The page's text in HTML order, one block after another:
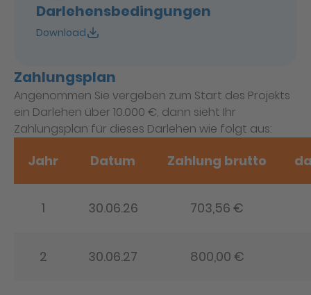
Darlehensbedingungen
Download
Zahlungsplan
Angenommen Sie vergeben zum Start des Projekts
ein Darlehen über 10.000 €, dann sieht Ihr
Zahlungsplan für dieses Darlehen wie folgt aus:
Jahr Datum Zahlung brutto
1 30.06.26 703,56 €
2 30.06.27 800,00 €